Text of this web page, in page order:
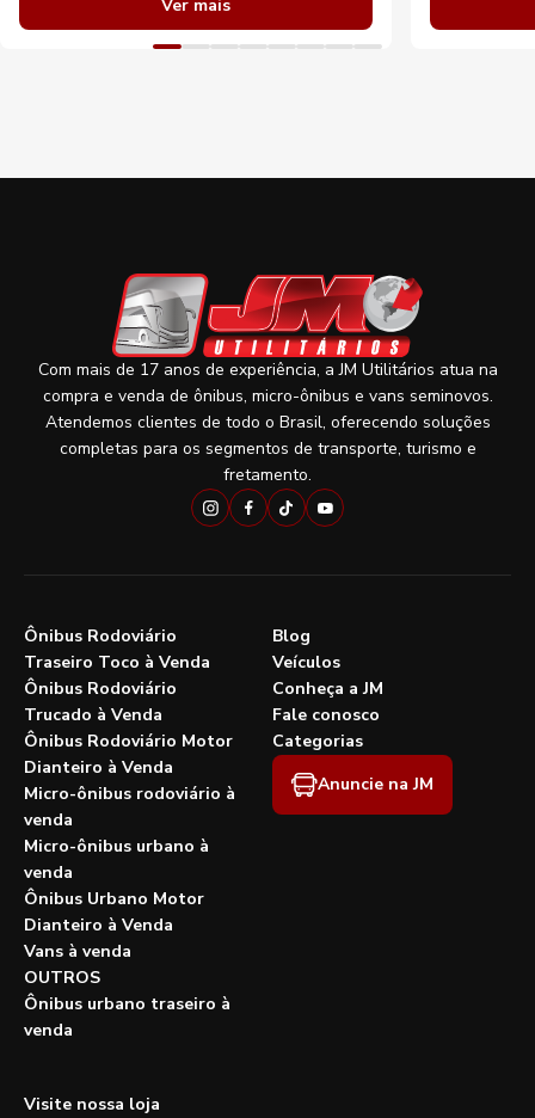
Ver mais
Com mais de 17 anos de experiência, a JM Utilitários atua na
compra e venda de ônibus, micro-ônibus e vans seminovos.
Atendemos clientes de todo o Brasil, oferecendo soluções
completas para os segmentos de transporte, turismo e
fretamento.
Ônibus Rodoviário
Traseiro Toco à Venda
Ônibus Rodoviário
Trucado à Venda
Ônibus Rodoviário Motor
Dianteiro à Venda
Micro-ônibus rodoviário à
venda
Micro-ônibus urbano à
venda
Ônibus Urbano Motor
Dianteiro à Venda
Vans à venda
OUTROS
Ônibus urbano traseiro à
venda
Blog
Veículos
Conheça a JM
Fale conosco
Categorias
Anuncie na JM
Visite nossa loja